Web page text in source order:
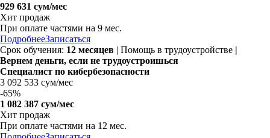
929 631 сум/мес
Хит продаж
При оплате частями на 9 мес.
ПодробнееЗаписаться
Срок обучения: 12 месяцев | Помощь в трудоустройстве |
Вернем деньги, если не трудоустроишься
Специалист по кибербезопасности
3 092 533 сум/мес
-65%
1 082 387 сум/мес
Хит продаж
При оплате частями на 12 мес.